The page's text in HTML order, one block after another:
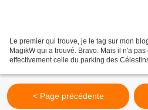
Le premier qui trouve, je le tag sur mon
MagikW qui a trouvé. Bravo. Mais il n'a
effectivement celle du parking des
< Page précédente